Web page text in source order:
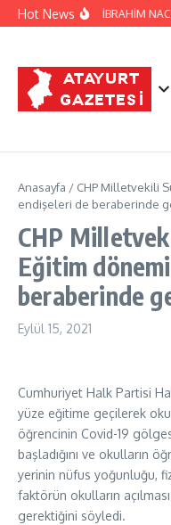
İçeriğe atla
Hot NewsBAŞKAN İBRAHİM
Anasayfa / CHP Milletvekili
endişeleri de beraberinde
CHP
Eğitim
beraberinde
Eylül 15, 2021
Cumhuriyet Halk Partisi
yüze eğitime geçilerek
öğrencinin Covid-19
başladığını ve okulların
yerinin nüfus yoğunluğu,
faktörün okulların
gerektiğini söyledi.